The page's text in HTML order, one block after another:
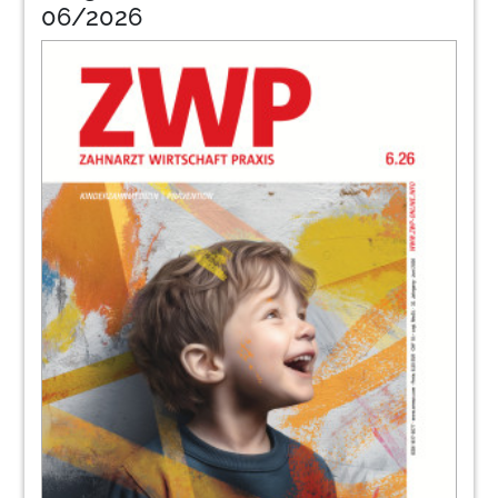
35PreXion Europe GmbH
Mikroskop und provisorischer Verschluss –
Wie rechne ich die Positionen richtig ab?
Gabi Schäfer
37 Pluradent AG & Co. KG
38Mundhygiene: (Unsere) Erwartungen
anpassen
Dr. Carla Benz
39KaVo Dental GmbH
06/2026